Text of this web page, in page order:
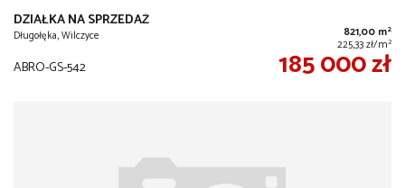
DZIAŁKA NA SPRZEDAŻ
Długołęka, Wilczyce 821,00 m2
225,33 zł/m2
ABRO-GS-542 185 000 zł